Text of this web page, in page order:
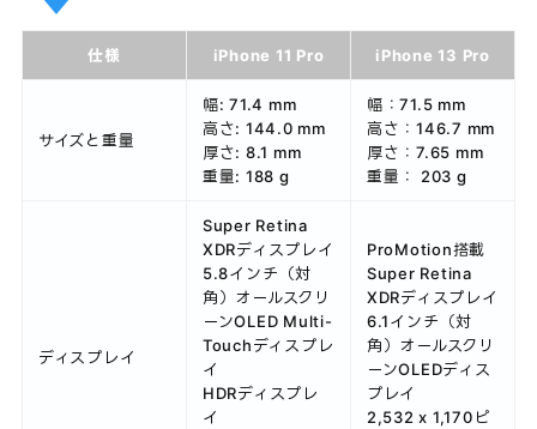
仕様 iPhone 11 Pro iPhone 13 Pro
サイズと重量
幅: 71.4 mm
高さ: 144.0 mm
厚さ: 8.1 mm
重量: 188 g
幅：71.5 mm
高さ：146.7 mm
厚さ：7.65 mm
重量： 203 g
ディスプレイ
Super Retina
XDRディスプレイ
5.8インチ（対
角）オールスクリ
ーンOLED Multi-
Touchディスプレ
イ
HDRディスプレ
イ
ProMotion搭載
Super Retina
XDRディスプレイ
6.1インチ（対
角）オールスクリ
ーンOLEDディス
プレイ
2,532 x 1,170ピ